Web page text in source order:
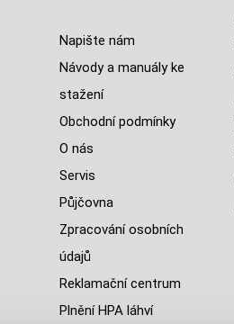
Napište nám
Návody a manuály ke
stažení
Obchodní podmínky
O nás
Servis
Půjčovna
Zpracování osobních
údajů
Reklamační centrum
Plnění HPA láhví